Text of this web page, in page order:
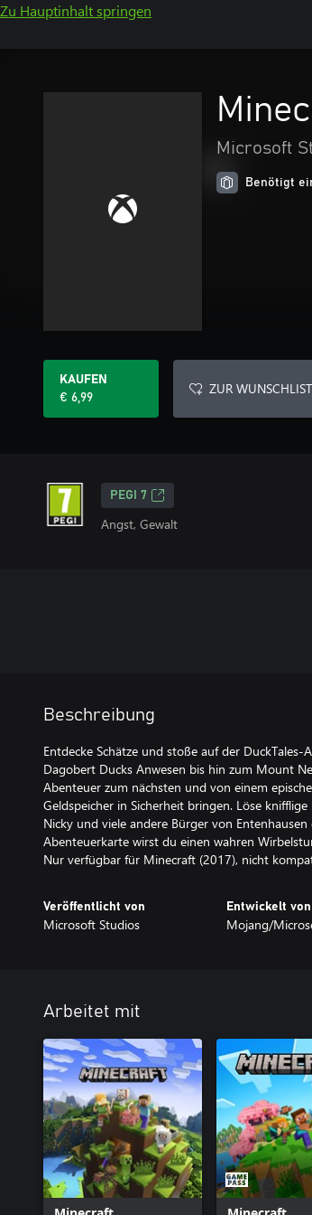
Zu Hauptinhalt springen
Microsoft
Benötigt
KAUFEN
€ 6,99
ZUR
PEGI 7
Angst, Gewalt
Beschreibung
Entdecke Schätze und stoße auf der
Dagobert Ducks Anwesen bis hin zum Mount
Abenteuer zum nächsten und von einem
Geldspeicher in Sicherheit bringen. Löse
Nicky und viele andere Bürger von
Abenteuerkarte wirst du einen wahren
Nur verfügbar für Minecraft (2017), nicht
Veröffentlicht von
Microsoft Studios
Entwickelt von
Mojang/
Arbeitet mit